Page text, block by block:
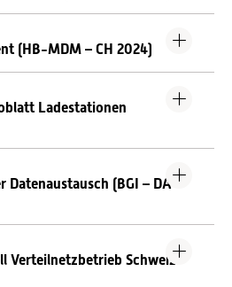
(HB-MDM – CH 2024)
Ladestationen
(BGI – DA
Verteilnetzbetrieb Schweiz